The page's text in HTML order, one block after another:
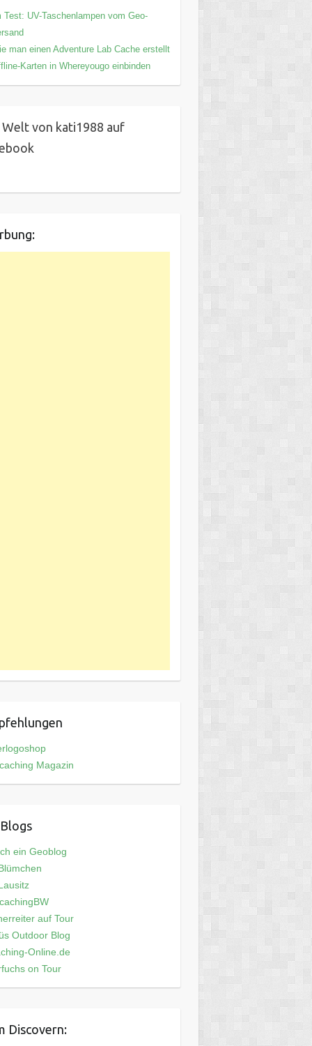
Test: UV-Taschenlampen vom Geo-
man einen Adventure Lab Cache erstellt
Karten in Whereyougo einbinden
Welt von kati1988 auf
Magazin
ein Geoblog
auf Tour
Outdoor Blog
Online.de
on Tour
Discovern: